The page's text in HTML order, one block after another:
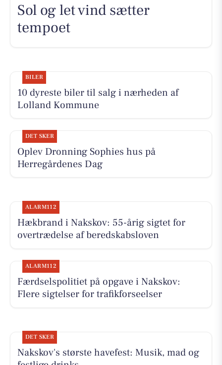
Sol og let vind sætter
tempoet
BILER
10 dyreste biler til salg i nærheden af
Lolland Kommune
DET SKER
Oplev Dronning Sophies hus på
Herregårdenes Dag
ALARM112
Hækbrand i Nakskov: 55-årig sigtet for
overtrædelse af beredskabsloven
ALARM112
Færdselspolitiet på opgave i Nakskov:
Flere sigtelser for trafikforseelser
DET SKER
Nakskov's største havefest: Musik, mad og